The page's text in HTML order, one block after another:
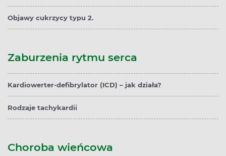
Objawy cukrzycy typu 2.
Zaburzenia rytmu serca
Kardiowerter-defibrylator (ICD) – jak działa?
Rodzaje tachykardii
Choroba wieńcowa